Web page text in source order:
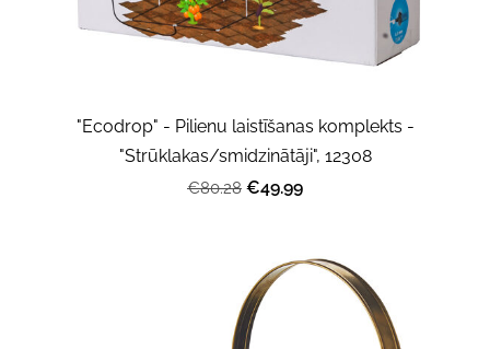
"Ecodrop" - Pilienu laistīšanas komplekts -
"Strūklakas/smidzinātāji", 12308
€80.28 €49.99